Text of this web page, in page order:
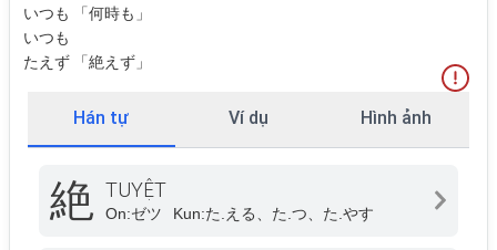
いつも 「何時も」
いつも
たえず 「絶えず」
Hán tự Ví dụ Hình ảnh
絶 TUYỆT
On:ゼツ Kun:た.える、た.つ、た.やす